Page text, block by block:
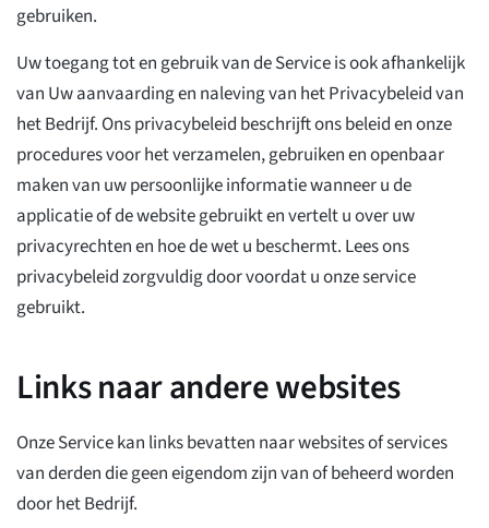
gebruiken.
Uw toegang tot en gebruik van de Service is ook afhankelijk
van Uw aanvaarding en naleving van het Privacybeleid van
het Bedrijf. Ons privacybeleid beschrijft ons beleid en onze
procedures voor het verzamelen, gebruiken en openbaar
maken van uw persoonlijke informatie wanneer u de
applicatie of de website gebruikt en vertelt u over uw
privacyrechten en hoe de wet u beschermt. Lees ons
privacybeleid zorgvuldig door voordat u onze service
gebruikt.
Links naar andere websites
Onze Service kan links bevatten naar websites of services
van derden die geen eigendom zijn van of beheerd worden
door het Bedrijf.